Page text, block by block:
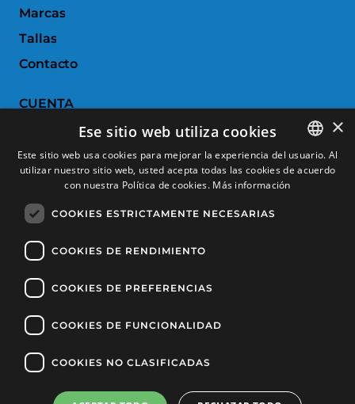
Marcas
Tallas
Contacto
CUENTA
Historial de pedidos
Devoluciones
Productos favoritos
Comparar productos
SERVICIO AL CLIENTE
Condiciones de Compra
Cambios y devoluciones
Formas de pago
SPANISH
×
Ese sitio web utiliza cookies
Este sitio web usa cookies para mejorar la experiencia del usuario. Al
utilizar nuestro sitio web, usted acepta todas las cookies de acuerdo
con nuestra Política de cookies. Más información
COOKIES ESTRICTAMENTE NECESARIAS
COOKIES DE RENDIMIENTO
COOKIES DE PREFERENCIAS
COOKIES DE FUNCIONALIDAD
COOKIES NO CLASIFICADAS